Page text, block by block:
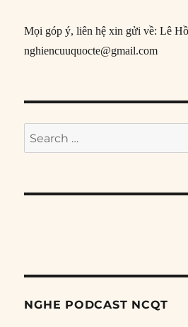
Mọi góp ý, liên hệ xin gửi về: Lê
nghiencuuquocte@gmail.com
Search
for:
NGHE PODCAST NCQT